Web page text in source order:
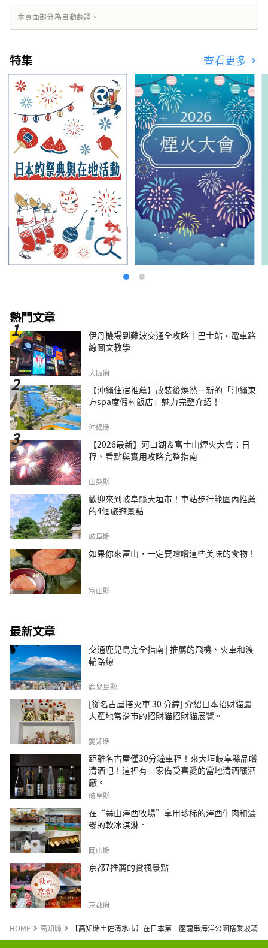
本頁面部分為自動翻譯。
特集 查看更多
熱門文章
伊丹機場到難波交通全攻略｜巴士站・電車路
線圖文教學
大阪府
【沖繩住宿推薦】改裝後煥然一新的「沖繩東
方spa度假村飯店」魅力完整介紹！
沖繩縣
【2026最新】河口湖＆富士山煙火大會：日
程、看點與實用攻略完整指南
山梨縣
歡迎來到岐阜縣大垣市！車站步行範圍內推薦
的4個旅遊景點
岐阜縣
如果你來富山，一定要嚐嚐這些美味的食物！
富山縣
最新文章
交通鹿兒島完全指南 | 推薦的飛機、火車和渡
輪路線
鹿兒島縣
[從名古屋搭火車 30 分鐘] 介紹日本招財貓最
大產地常滑市的招財貓招財貓展覽。
愛知縣
距離名古屋僅30分鐘車程！來大垣岐阜縣品嚐
清酒吧！這裡有三家備受喜愛的當地清酒釀酒
廠。
岐阜縣
在“蒜山澤西牧場”享用珍稀的澤西牛肉和濃
鬱的軟冰淇淋。
岡山縣
京都7推薦的賞楓景點
京都府
HOME 高知縣 【高知縣土佐清水市】在日本第一座龍串海洋公園搭乘玻璃